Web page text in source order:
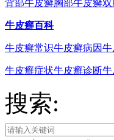
背部牛皮癣胸部牛皮癣双
牛皮癣百科
牛皮癣常识牛皮癣病因牛
牛皮癣症状牛皮癣诊断牛
搜索: